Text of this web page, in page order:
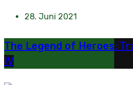
28. Juni 2021
The Legend of Heroes:
IV